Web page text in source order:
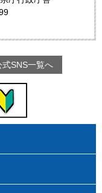
式SNS一覧へ